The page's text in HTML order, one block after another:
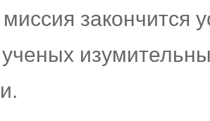
закончится
ученых